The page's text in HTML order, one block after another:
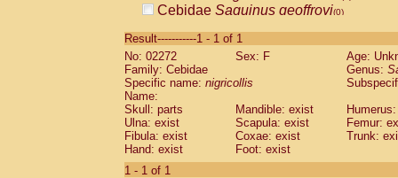
Cebidae Saguinus geoffroyi(0)
CebidaeSaguinus labiatus(0)
Cebidae Saguinus leucopus (0)
Cebidae
CebidaeSaguinus mystax
Cebidae Saguinus nigricollis (1)
Cebidae Saguinus oedipus
Cebidae Saguinus weddelli
Cebidae Saguinusspp.
Cebidae
Result-----------1 - 1 of 1
No: 02272
Sex: F
Age:
Family: Cebidae
Genus:
Specific name: nigricollis
Name:
Skull: parts
Mandible: exist
Ulna: exist
Scapula: exist
Femur:
Fibula: exist
Coxae: exist
Trunk:
Hand: exist
Foot: exist
1 - 1 of 1